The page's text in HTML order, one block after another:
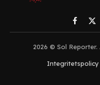
X
2026 © Sol
Integritetspolicy